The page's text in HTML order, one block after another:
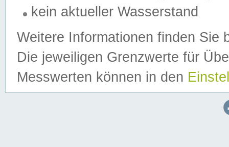
kein aktueller Wasserstand
Weitere Informationen finden Sie
Die jeweiligen Grenzwerte für
Messwerten können in den